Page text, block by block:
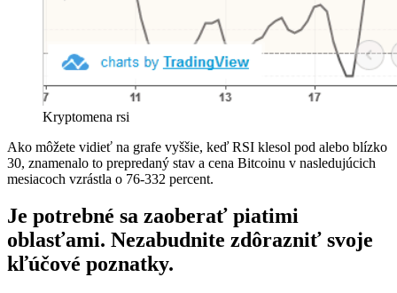
Kryptomena rsi
Ako môžete vidieť na grafe vyššie, keď RSI klesol pod alebo blízko
30, znamenalo to prepredaný stav a cena Bitcoinu v nasledujúcich
mesiacoch vzrástla o 76-332 percent.
Je potrebné sa zaoberať piatimi
oblasťami. Nezabudnite zdôrazniť svoje
kľúčové poznatky.